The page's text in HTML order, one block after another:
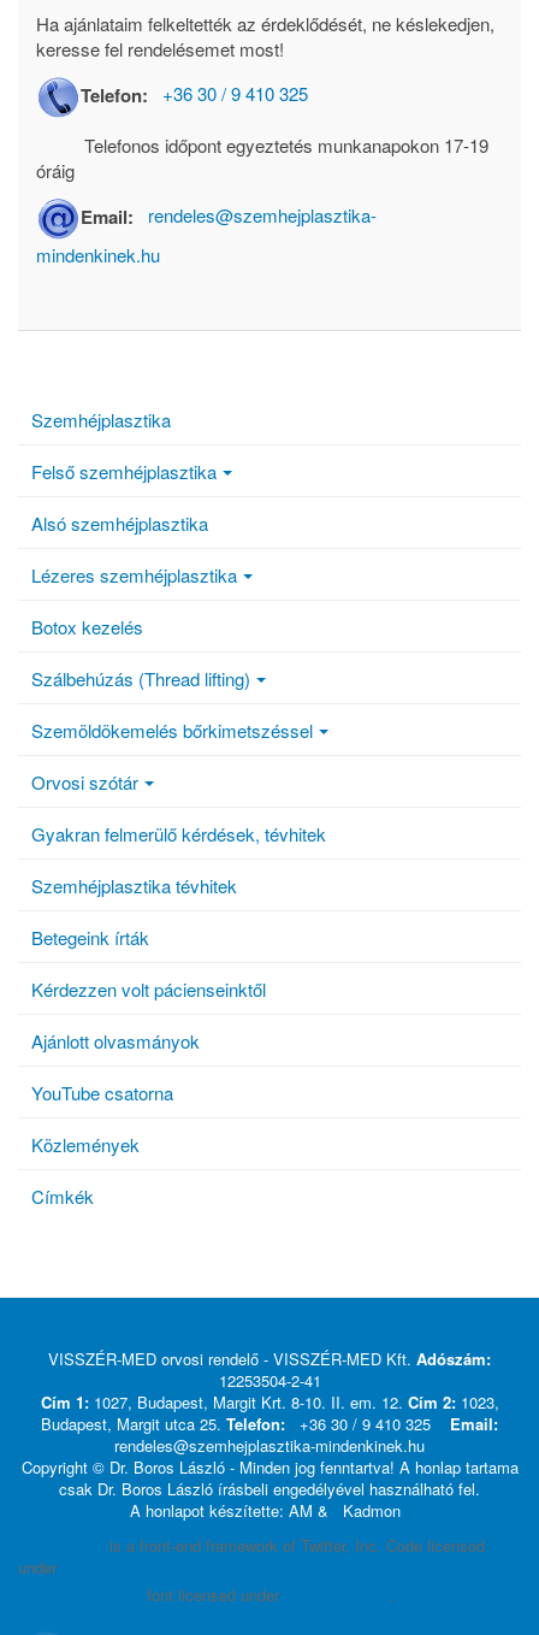
Ha ajánlataim felkeltették az érdeklődését, ne késlekedjen,
keresse fel rendelésemet most!
Telefon: +36 30 / 9 410 325
Telefonos időpont egyeztetés munkanapokon 17-19
óráig
Email:
rendeles@szemhejplasztika-
mindenkinek.hu
Szemhéjplasztika
Felső szemhéjplasztika
Alsó szemhéjplasztika
Lézeres szemhéjplasztika
Botox kezelés
Szálbehúzás (Thread lifting)
Szemöldökemelés bőrkimetszéssel
Orvosi szótár
Gyakran felmerülő kérdések, tévhitek
Szemhéjplasztika tévhitek
Betegeink írták
Kérdezzen volt pácienseinktől
Ajánlott olvasmányok
YouTube csatorna
Közlemények
Címkék
VISSZÉR-MED orvosi rendelő - VISSZÉR-MED Kft. Adószám:
12253504-2-41
Cím 1:1027, Budapest, Margit Krt. 8-10. II. em. 12. Cím 2:1023,
Budapest, Margit utca 25. Telefon: +36 30 / 9 410 325
Email:
rendeles@szemhejplasztika-mindenkinek.hu
Copyright © Dr. Boros László - Minden jog fenntartva! A honlap tartama
csak Dr. Boros László írásbeli engedélyével használható fel.
A honlapot készítette: AM &
Kadmon
is a front-end framework of Twitter, Inc. Code licensed
under
font licensed under .